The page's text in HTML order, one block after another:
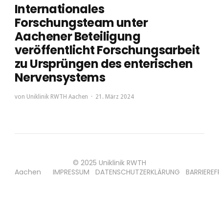
Internationales
Forschungsteam unter
Aachener Beteiligung
veröffentlicht Forschungsarbeit
zu Ursprüngen des enterischen
Nervensystems
von Uniklinik RWTH Aachen 21. März 2024
© 2025 Uniklinik RWTH
Aachen IMPRESSUM DATENSCHUTZERKLÄRUNG